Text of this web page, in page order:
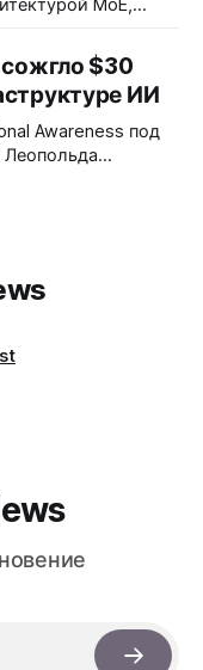
MoE,
модель
$0,7324 у Claude
и comp…
$30
ИИ
Awareness под
Леопольда
— маржин-коллы